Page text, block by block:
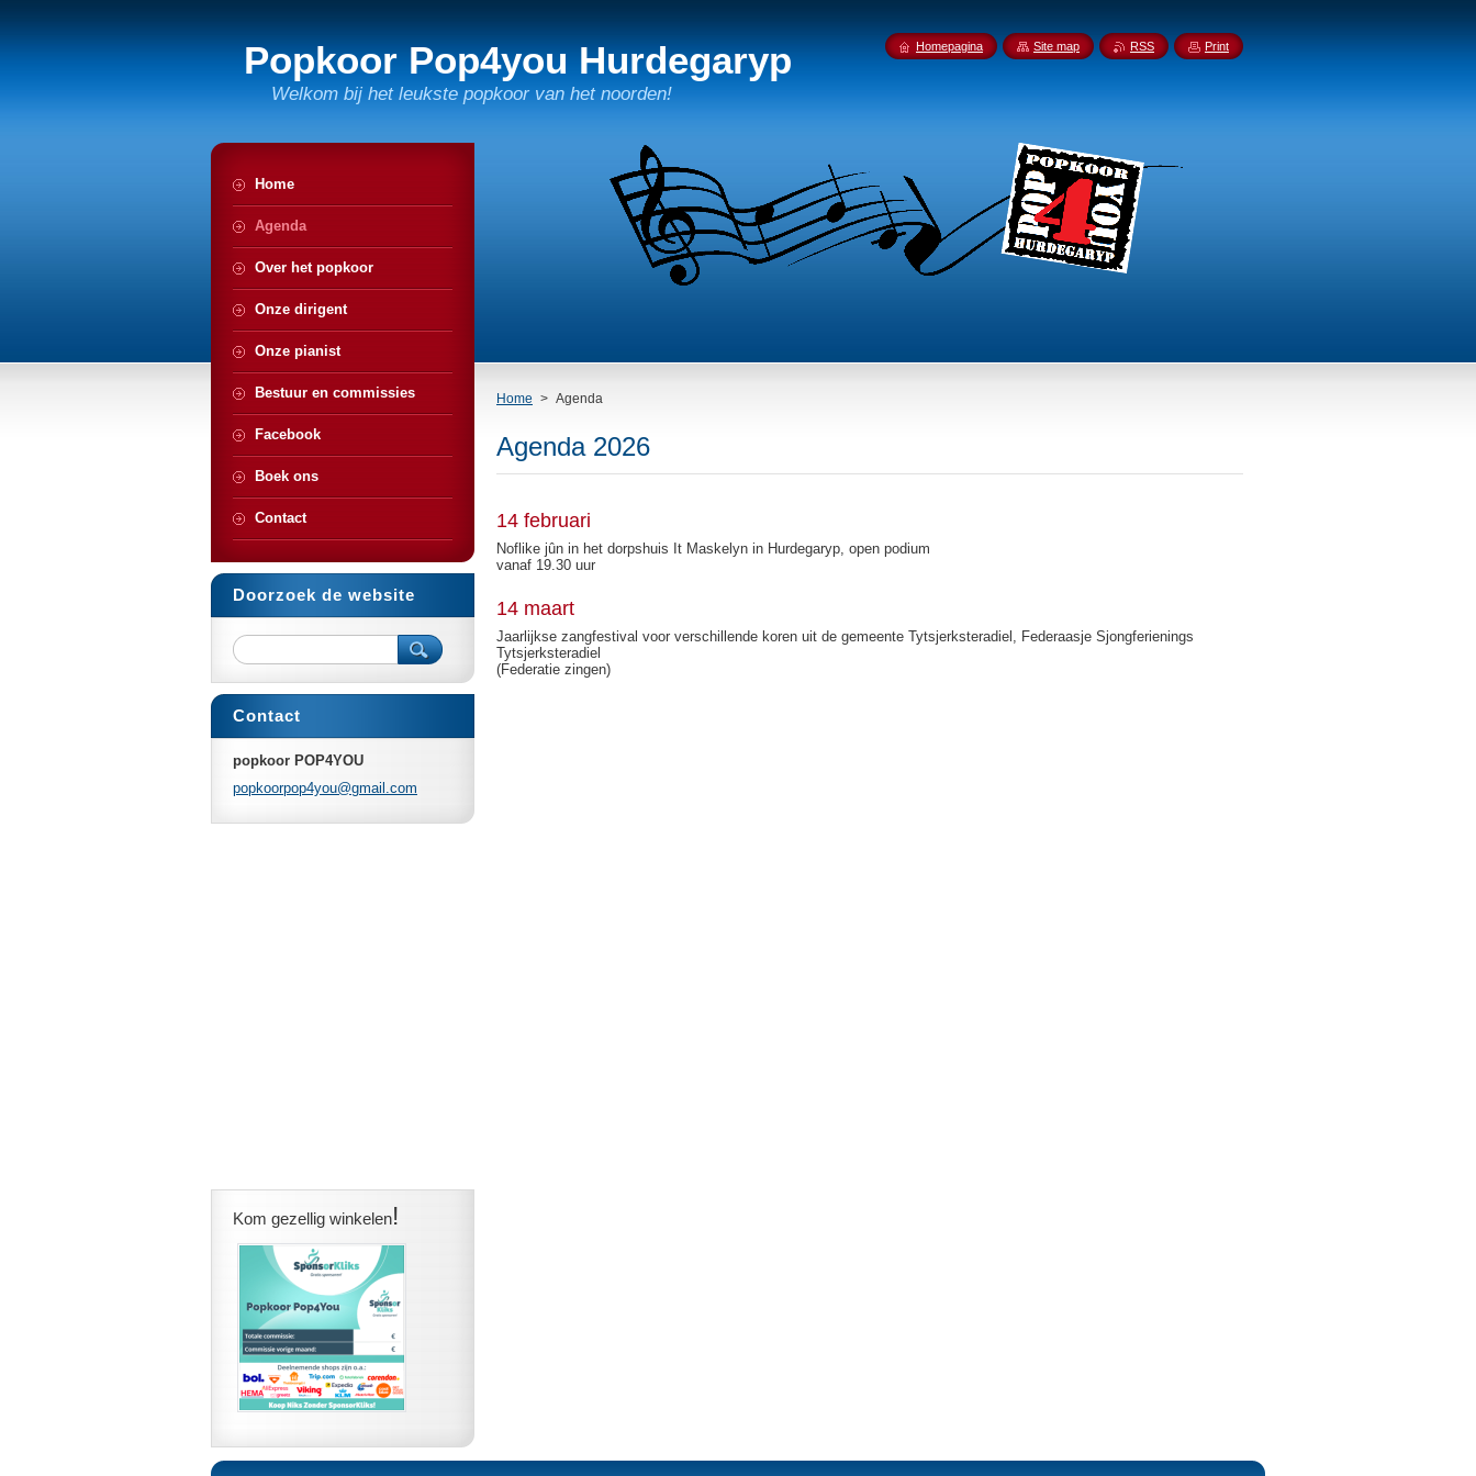
Popkoor Pop4you Hurdegaryp
Welkom bij het leukste popkoor van het noorden!
Home > Agenda
Agenda 2026
14 februari
Noflike jûn in het dorpshuis It Maskelyn in Hurdegaryp, open podium
vanaf 19.30 uur
14 maart
Jaarlijkse zangfestival voor verschillende koren uit de gemeente Tytsjerksteradiel, Federaasje Sjongferienings
Tytsjerksteradiel
(Federatie zingen)
Home
Agenda
Over het popkoor
Onze dirigent
Onze pianist
Bestuur en commissies
Facebook
Boek ons
Contact
Doorzoek de website
Contact
popkoor POP4YOU
popkoorpop4you@gmail.com
Kom gezellig winkelen!
Homepagina Site map RSS Print